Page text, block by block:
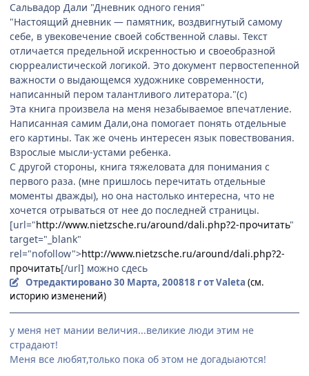
Сальвадор Дали "Дневник одного гения"
"Настоящий дневник — памятник, воздвигнутый самому
себе, в увековечение своей собственной славы. Текст
отличается предельной искренностью и своеобразной
сюрреалистической логикой. Это документ первостепенной
важности о выдающемся художнике современности,
написанный пером талантливого литератора."(с)
Эта книга произвела на меня незабываемое впечатление.
Написанная самим Дали,она помогает понять отдельные
его картины. Так же очень интересен язык повествования.
Взрослые мысли-устами ребенка.
С другой стороны, книга тяжеловата для понимания с
первого раза. (мне пришлось перечитать отдельные
моменты дважды), но она настолько интересна, что не
хочется отрываться от нее до последней страницы.
[url="http://www.nietzsche.ru/around/dali.php?2-прочитать"
target="_blank"
rel="nofollow">http://www.nietzsche.ru/around/dali.php?2-
прочитать[/url] можно сдесь
Отредактировано30 Марта, 200818 гот Valeta (см.
историю изменений)
у меня нет мании величия...великие люди этим не
страдают!
Меня все любят,только пока об этом не догадыаются!